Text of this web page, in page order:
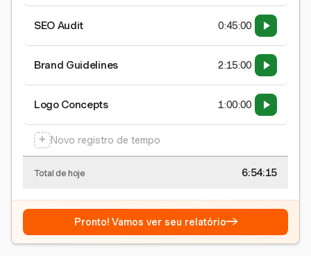
SEO Audit 0:45:00
Brand Guidelines 2:15:00
Logo Concepts 1:00:00
+ Novo registro de tempo
Total de hoje 6:54:15
Pronto! Vamos ver seu relatório→